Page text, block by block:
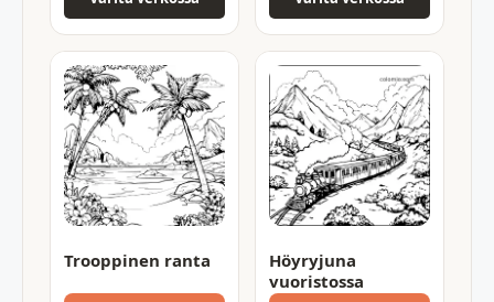
Trooppinen ranta
Höyryjuna
vuoristossa